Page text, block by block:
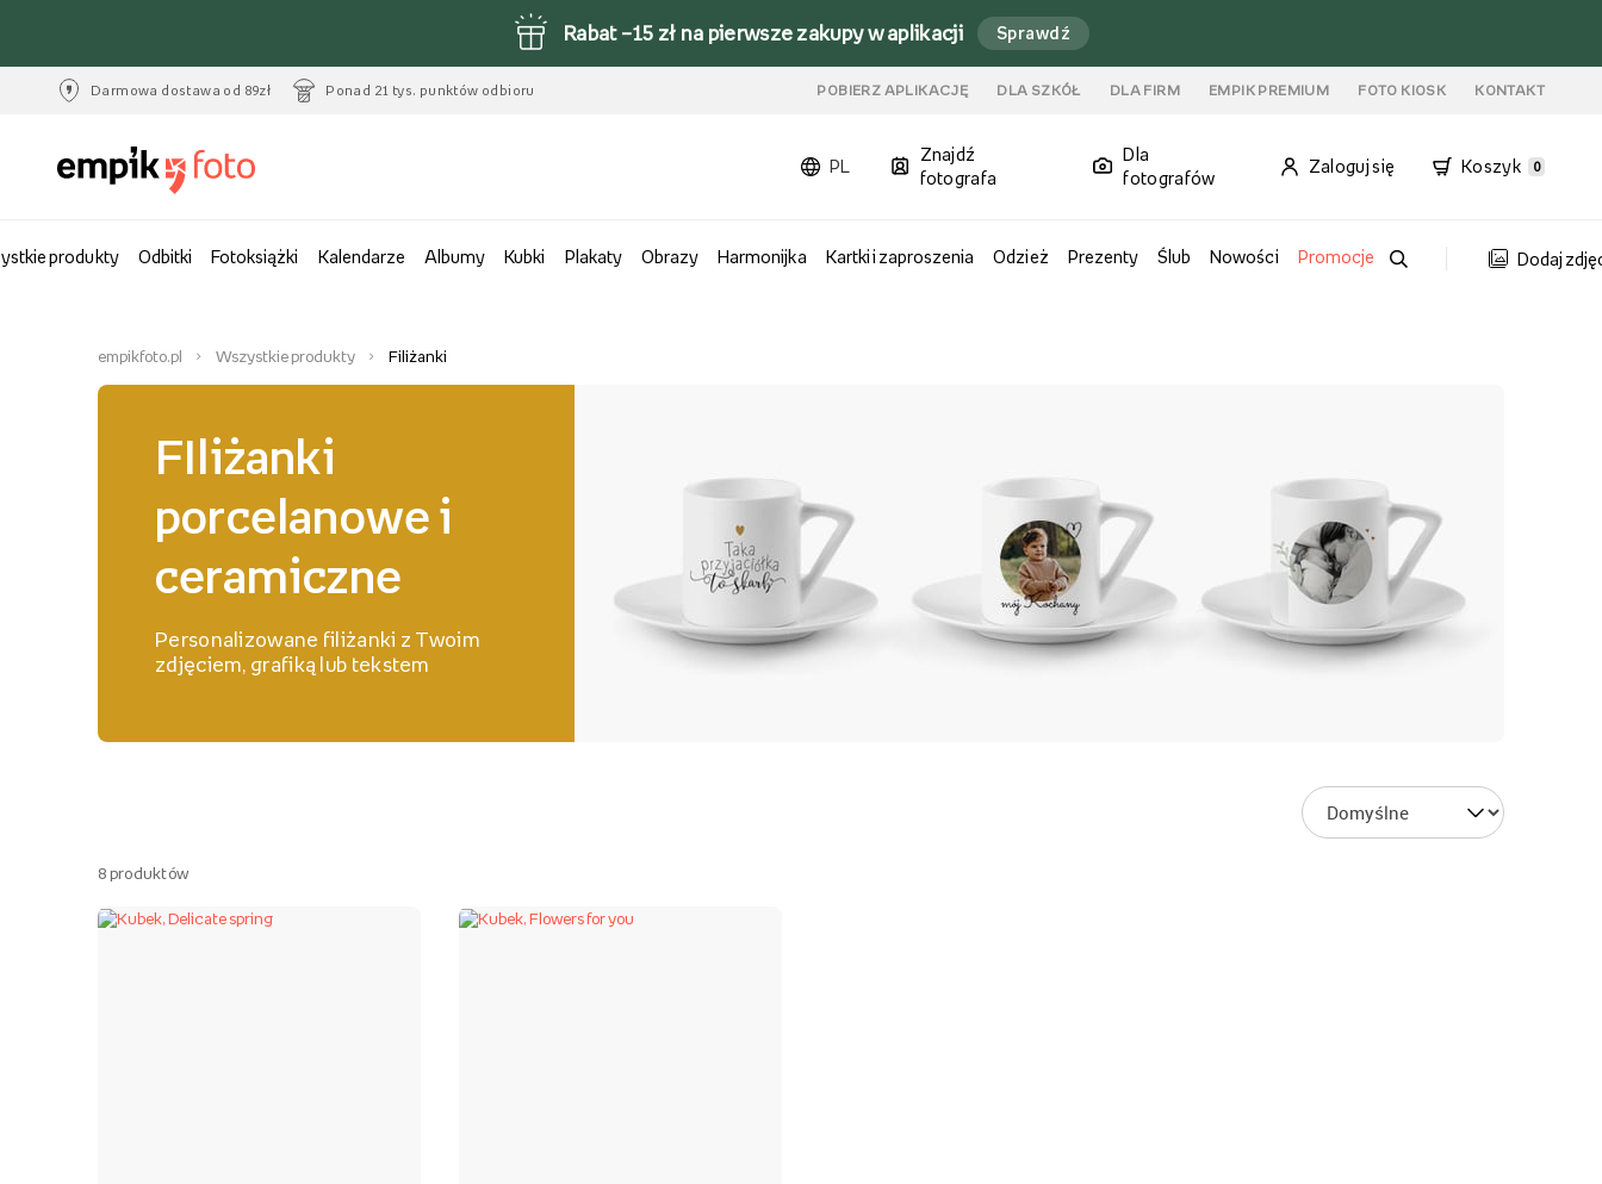
Rabat –15 zł na pierwsze zakupy w aplikacji Sprawdź
Darmowa dostawa od 89zł Ponad 21 tys. punktów odbioru POBIERZ APLIKACJĘ DLA SZKÓŁ DLA FIRM EMPIK PREMIUM FOTO KIOSK KONTAKT
PL
Znajdź
fotografa
Dla
fotografów
Zaloguj się Koszyk 0
produkty Odbitki Fotoksiążki Kalendarze Albumy Kubki Plakaty Obrazy Harmonijka Kartki i zaproszenia Odzież Prezenty Ślub Nowości Promocje Dodaj
empikfoto.pl Wszystkie produkty Filiżanki
FIliżanki
porcelanowe i
ceramiczne
Personalizowane filiżanki z Twoim
zdjęciem, grafiką lub tekstem
8 produktów